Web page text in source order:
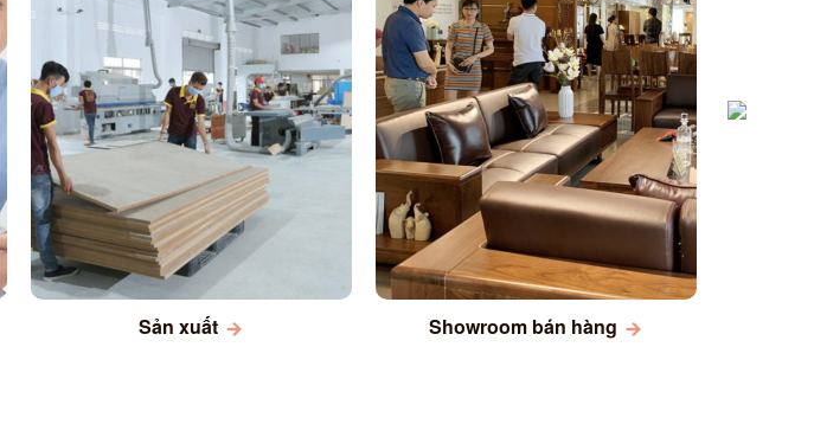
Sản xuất Showroom bán hàng